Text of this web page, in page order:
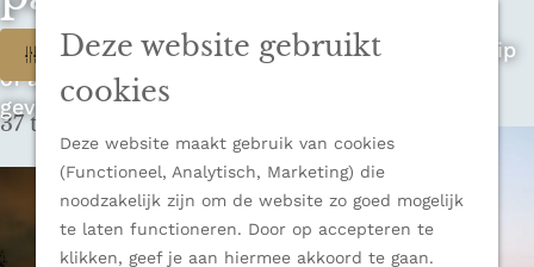
Deze website gebruikt
cookies
Deze website maakt gebruik van cookies
(Functioneel, Analytisch, Marketing) die
noodzakelijk zijn om de website zo goed mogelijk
te laten functioneren. Door op accepteren te
klikken, geef je aan hiermee akkoord te gaan.
n
a
r
e
m
u
Thema's
Verborgen parels
Op zoek naar de ultieme rondreis, een stedentrip
of avontuur in de natuur? Onze Honeyguides
geven je alle inspiratie.
W
a
t
z
Filter
37 t/m 45 van 348 resultaten